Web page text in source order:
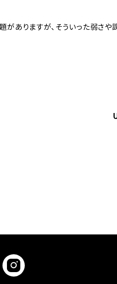
がありますが、そういった弱さ